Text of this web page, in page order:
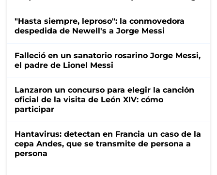
"Hasta siempre, leproso": la conmovedora
despedida de Newell's a Jorge Messi
Falleció en un sanatorio rosarino Jorge Messi,
el padre de Lionel Messi
Lanzaron un concurso para elegir la canción
oficial de la visita de León XIV: cómo
participar
Hantavirus: detectan en Francia un caso de la
cepa Andes, que se transmite de persona a
persona